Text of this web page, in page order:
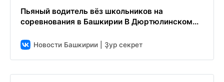
Пьяный водитель вёз школьников на
соревнования в Башкирии В Дюртюлинском...
Новости Башкирии | Ҙур секрет